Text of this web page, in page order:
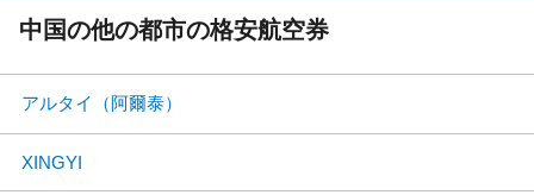
中国の他の都市の格安航空券
アルタイ（阿爾泰）
XINGYI